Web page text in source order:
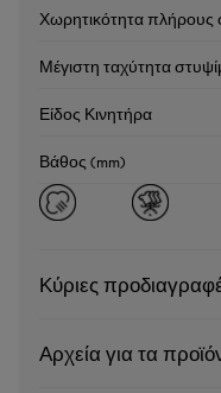
Χωρητικότητα πλήρους
Μέγιστη ταχύτητα
Είδος Κινητήρα
Βάθος (mm)
Κύριες
Αρχεία για τα